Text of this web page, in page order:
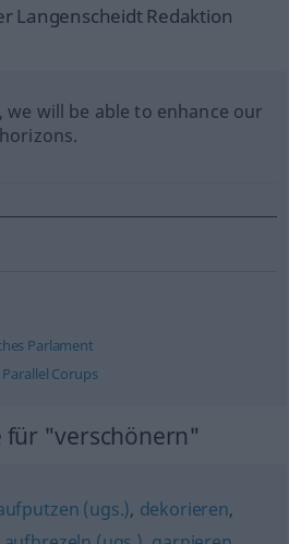
Langenscheidt Redaktion
will be able to enhance our
Parlament
Corups
für "verschönern"
(ugs.), dekorieren,